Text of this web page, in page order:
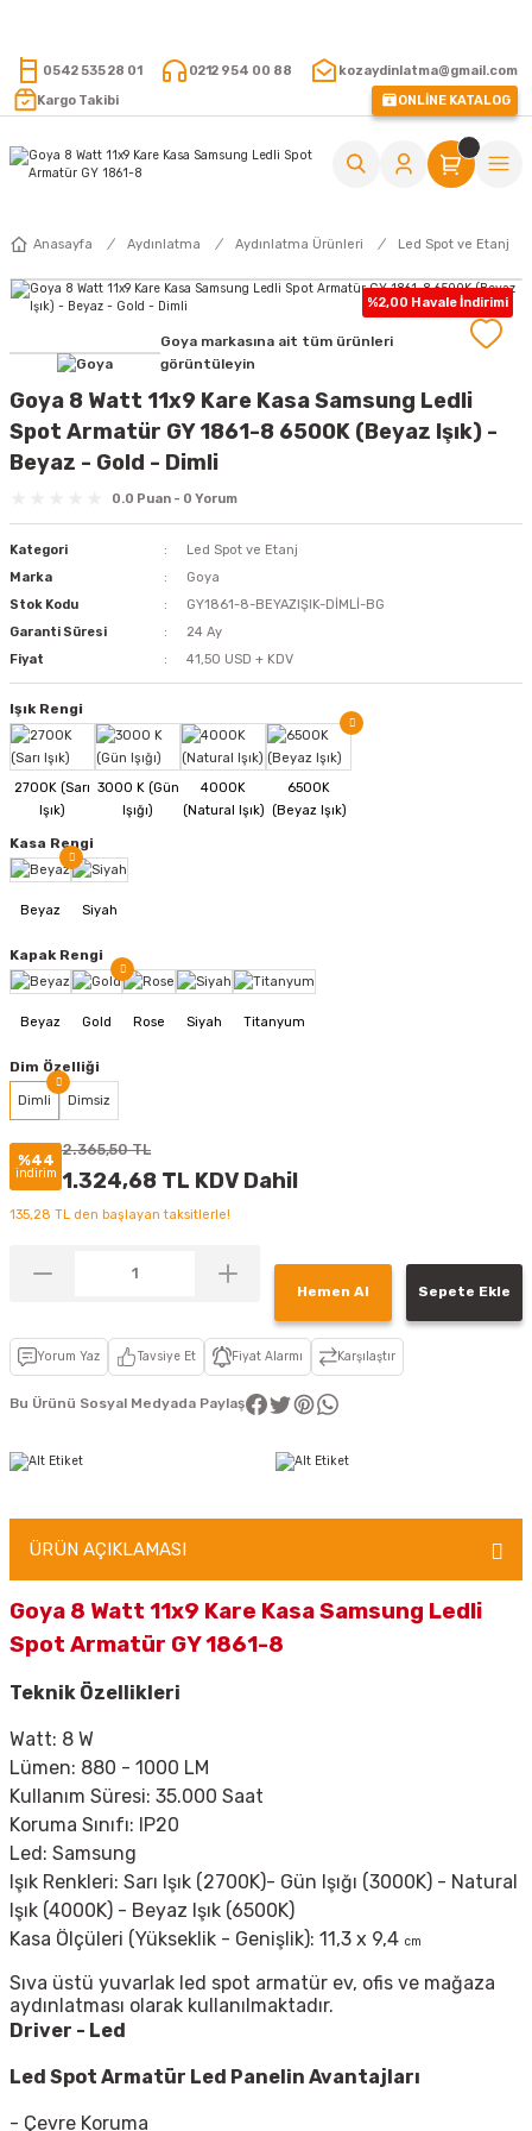
0542 535 28 01 0212 954 00 88
kozaydinlatma@gmail.com
Kargo Takibi
ONLİNE KATALOG
Anasayfa Aydınlatma Aydınlatma Ürünleri Led Spot ve Etanj
%2,00 Havale İndirimi
Goya markasına ait tüm ürünleri
görüntüleyin
Goya 8 Watt 11x9 Kare Kasa Samsung Ledli
Spot Armatür GY 1861-8 6500K (Beyaz Işık) -
Beyaz - Gold - Dimli
0.0 Puan - 0 Yorum
Kategori
Led Spot ve Etanj
Marka
Goya
Stok Kodu
GY1861-8-BEYAZIŞIK-DİMLİ-BG
Garanti Süresi
24 Ay
Fiyat
41,50 USD + KDV
Işık Rengi
Kasa Rengi
Kapak Rengi
Dim Özelliği
Dimli Dimsiz
%44
indirim
2.365,50 TL
1.324,68 TL KDV Dahil
135,28 TL den başlayan taksitlerle!
Hemen Al Sepete Ekle
Yorum Yaz Tavsiye Et Fiyat Alarmı Karşılaştır
Bu Ürünü Sosyal Medyada Paylaş
ÜRÜN AÇIKLAMASI
Goya 8 Watt 11x9 Kare Kasa Samsung Ledli
Spot Armatür GY 1861-8
Teknik Özellikleri
Watt: 8 W
Lümen: 880 - 1000 LM
Kullanım Süresi: 35.000 Saat
Koruma Sınıfı: IP20
Led: Samsung
Işık Renkleri: Sarı Işık (2700K)- Gün Işığı (3000K) - Natural
Işık (4000K) - Beyaz Işık (6500K)
Kasa Ölçüleri (Yükseklik - Genişlik): 11,3 x 9,4 cm
Sıva üstü yuvarlak led spot armatür ev, ofis ve mağaza
aydınlatması olarak kullanılmaktadır.
Driver - Led
Led Spot Armatür Led Panelin Avantajları
- Çevre Koruma